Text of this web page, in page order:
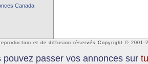
Canada
et de diffusion réservés Copyright © 2001-
pouvez passer vos annonces sur